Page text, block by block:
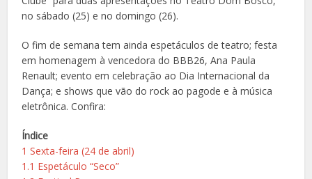
no sábado (25) e no domingo (26).
O fim de semana tem ainda espetáculos de teatro; festa
em homenagem à vencedora do BBB26, Ana Paula
Renault; evento em celebração ao Dia Internacional da
Dança; e shows que vão do rock ao pagode e à música
eletrônica. Confira:
Índice
1 Sexta-feira (24 de abril)
1.1 Espetáculo “Seco”